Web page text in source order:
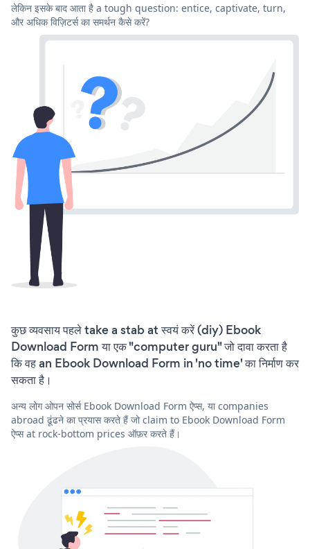
लेकिन इसके बाद आता है a tough question: entice, captivate, turn,
और अधिक विज़िटर्स का समर्थन कैसे करें?
कुछ व्यवसाय पहले take a stab at स्वयं करें (diy) Ebook
Download Form या एक "computer guru" जो दावा करता है
कि वह an Ebook Download Form in 'no time' का निर्माण कर
सकता है।
अन्य लोग ओपन सोर्स Ebook Download Form ऐप्स, या companies
abroad ढूंढने का प्रयास करते हैं जो claim to Ebook Download Form
ऐप्स at rock-bottom prices ऑफ़र करते हैं।